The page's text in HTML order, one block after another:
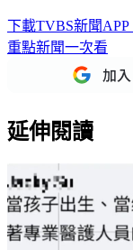
下載TVBS新聞
重點新聞一次看
延伸閱讀